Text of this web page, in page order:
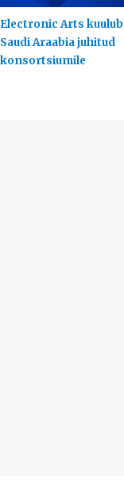
Electronic Arts
Saudi Araabia juhitud
konsortsiumile